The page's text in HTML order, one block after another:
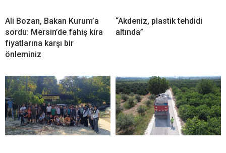
Ali Bozan, Bakan Kurum’a
sordu: Mersin’de fahiş kira
fiyatlarına karşı bir
önleminiz
“Akdeniz, plastik tehdidi
altında”